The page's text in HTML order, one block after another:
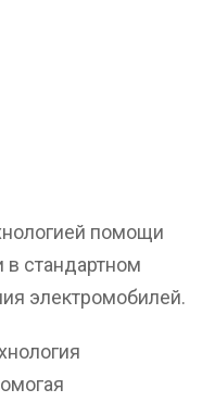
помощи
в стандартном
электромобилей.